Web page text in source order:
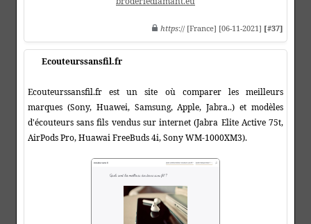
https:// [France] [06-11-2021] [#37]
Ecouteurssansfil.fr
Ecouteurssansfil.fr est un site où comparer les meilleurs
marques (Sony, Huawei, Samsung, Apple, Jabra..) et modèles
d'écouteurs sans fils vendus sur internet (Jabra Elite Active 75t,
AirPods Pro, Huawai FreeBuds 4i, Sony WM-1000XM3).